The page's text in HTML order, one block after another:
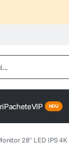
PacheteVIP
28" LED IPS